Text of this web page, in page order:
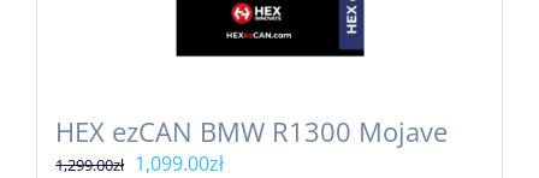
HEX ezCAN BMW R1300 Mojave
1,299.00zł Pierwotna
1,099.00złAktualna